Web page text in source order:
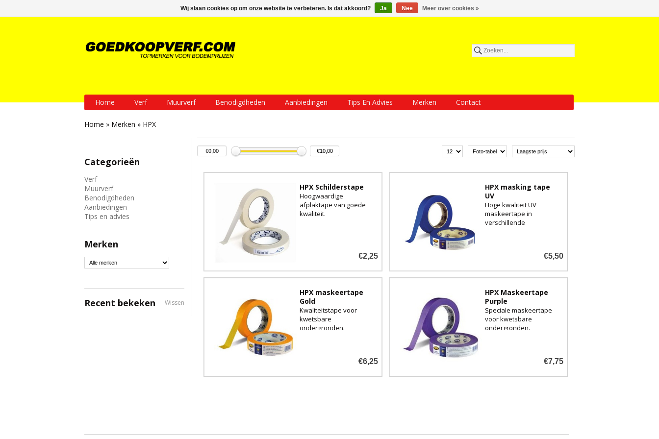
Inloggen Een account aanmaken Mijn winkelwagen €0,00
Home Verf Muurverf Benodigdheden Aanbiedingen Tips En Advies Merken Contact
Home » Merken » HPX
Categorieën
Verf
Muurverf
Benodigdheden
Aanbiedingen
Tips en advies
Merken
Recent bekeken Wissen
HPX Schilderstape
Hoogwaardige
afplaktape van goede
kwaliteit.
€2,25
HPX masking tape
UV
Hoge kwaliteit UV
maskeertape in
verschillende
€5,50
HPX maskeertape
Gold
Kwaliteitstape voor
kwetsbare
ondergronden.
€6,25
HPX Maskeertape
Purple
Speciale maskeertape
voor kwetsbare
ondergronden.
€7,75
Wij slaan cookies op om onze website te verbeteren. Is dat akkoord? Ja Nee Meer over cookies »